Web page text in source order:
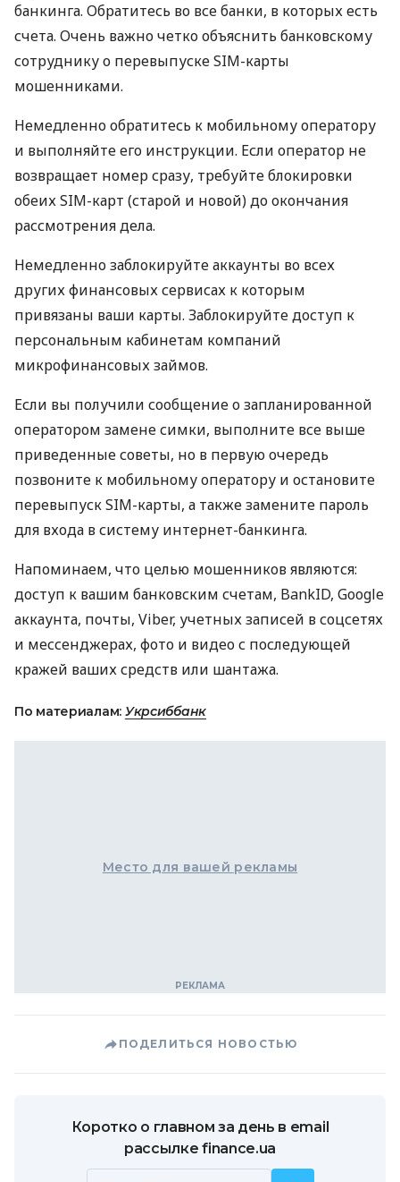
банкинга. Обратитесь во все банки, в которых есть
счета. Очень важно четко объяснить банковскому
сотруднику о перевыпускеSIM-карты
мошенниками.
Немедленно обратитесь к мобильному оператору
и выполняйте его инструкции. Если оператор не
возвращает номер сразу, требуйте блокировки
обеихSIM-карт (старой и новой) до окончания
рассмотрения дела.
Немедленно заблокируйте аккаунты во всех
других финансовых сервисах к которым
привязаны ваши карты. Заблокируйте доступ к
персональным кабинетам компаний
микрофинансовых займов.
Если вы получили сообщение о запланированной
оператором замене симки, выполните все выше
приведенные советы, но в первую очередь
позвоните к мобильному оператору и остановите
перевыпускSIM-карты, а также замените пароль
для входа в систему интернет-банкинга.
Напоминаем, что целью мошенников являются:
доступ к вашим банковским счетам, BankID, Google
аккаунта, почты, Viber, учетных записей в соцсетях
и мессенджерах, фото и видео с последующей
кражей ваших средств или шантажа.
По материалам: Укрсиббанк
Место для вашей рекламы
ПОДЕЛИТЬСЯ НОВОСТЬЮ
Коротко о главном за день в email
рассылке finance.ua